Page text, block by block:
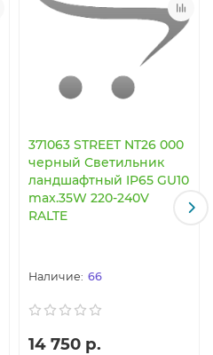
371063 STREET NT26 000
черный Светильник
ландшафтный IP65 GU10
max.35W 220-240V
RALTE
66
14 750 р.